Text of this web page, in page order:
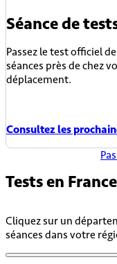
Séance de
Passez le test officiel
séances près de chez
déplacement.
Consultez les
Tests en France
Cliquez sur un
séances dans votre